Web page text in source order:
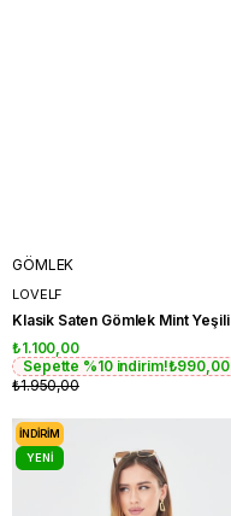
GÖMLEK
LOVELF
Klasik Saten Gömlek Mint Yeşili
₺1.100,00
Sepette %10 indirim!₺990,00
₺1.950,00
İNDIRIM
YENI